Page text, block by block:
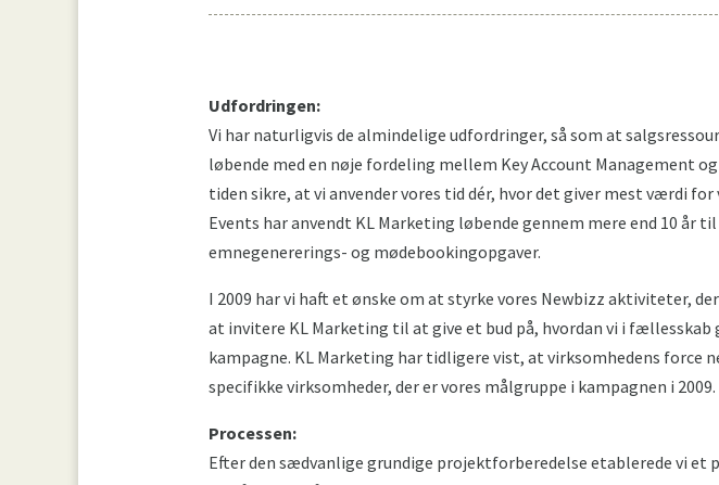
Udfordringen:
Vi har naturligvis de almindelige udfordringer, så som at
løbende med en nøje fordeling mellem Key Account Management
tiden sikre, at vi anvender vores tid dér, hvor det giver mest værdi for
Events har anvendt KL Marketing løbende gennem mere end 10 år
emnegenererings- og mødebookingopgaver.
I 2009 har vi haft et ønske om at styrke vores Newbizz aktiviteter,
at invitere KL Marketing til at give et bud på, hvordan vi i
kampagne. KL Marketing har tidligere vist, at virksomhedens force
specifikke virksomheder, der er vores målgruppe i kampagnen i 2009.
Processen:
Efter den sædvanlige grundige projektforberedelse etablerede vi